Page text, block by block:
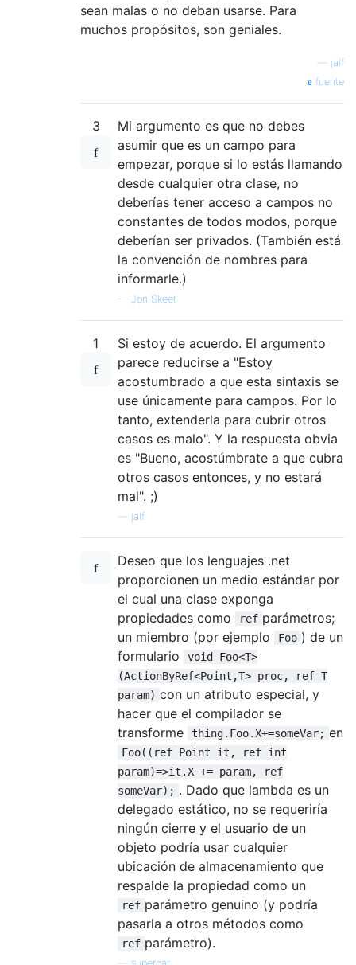
sean malas o no deban usarse. Para
muchos propósitos, son geniales.
jalf
fuente
3
Mi argumento es que no debes
asumir que es un campo para
empezar, porque si lo estás llamando
desde cualquier otra clase, no
deberías tener acceso a campos no
constantes de todos modos, porque
deberían ser privados. (También está
la convención de nombres para
informarle.)
— Jon Skeet
1
Si estoy de acuerdo. El argumento
parece reducirse a "Estoy
acostumbrado a que esta sintaxis se
use únicamente para campos. Por lo
tanto, extenderla para cubrir otros
casos es malo". Y la respuesta obvia
es "Bueno, acostúmbrate a que cubra
otros casos entonces, y no estará
mal". ;)
jalf
Deseo que los lenguajes .net
proporcionen un medio estándar por
el cual una clase exponga
propiedades como
ref parámetros;
un miembro (por ejemplo
Foo ) de un
formulario
void Foo<T>
(ActionByRef<Point,T> proc, ref T
param) con un atributo especial, y
hacer que el compilador se
transforme
thing.Foo.X+=someVar; en
Foo((ref Point it, ref int
param)=>it.X += param, ref
someVar); . Dado que lambda es un
delegado estático, no se requeriría
ningún cierre y el usuario de un
objeto podría usar cualquier
ubicación de almacenamiento que
respalde la propiedad como un
ref parámetro genuino (y podría
pasarla a otros métodos como
ref parámetro).